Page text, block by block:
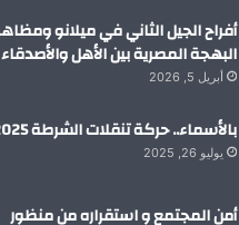
أفراح الجيل الثاني في ميلانو
البهجة المصرية بين الأهل والأصدقاء
أبريل 5, 2026
بالأسماء.. حركة تنقلات الشرطة 2025
يوليو 26, 2025
أمن المجتمع و استقراره من منظور